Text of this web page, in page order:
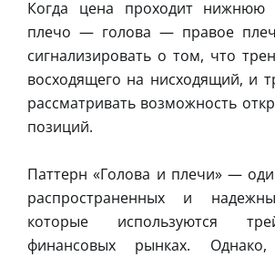
Когда цена проходит нижнюю
плечо — голова — правое
сигнализировать о том, что
восходящего на нисходящий, и
рассматривать возможность
позиций.
Паттерн «Голова и плечи» —
распространенных и
которые используются
финансовых рынках.